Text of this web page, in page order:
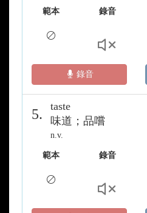
範本 錄音
錄音
5.
taste
味道；品嚐
n.v.
範本 錄音